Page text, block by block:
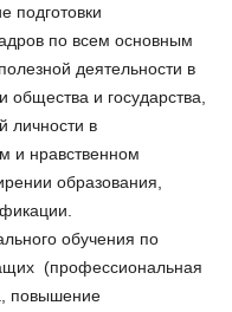
подготовки
по всем основным
деятельности в
общества и государства,
личности в
и нравственном
образования,
обучения по
(профессиональная
повышение